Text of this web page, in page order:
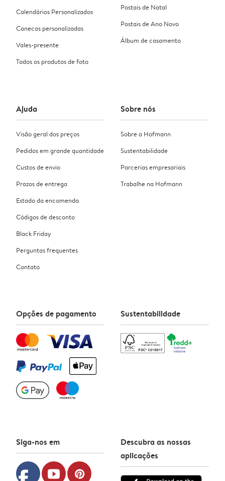
Calendários Personalizados
Canecas personalizadas
Vales-presente
Todos os produtos de foto
Postais de Natal
Postais de Ano Novo
Álbum de casamento
Ajuda
Visão geral dos preços
Pedidos em grande quantidade
Custos de envio
Prazos de entrega
Estado da encomenda
Códigos de desconto
Black Friday
Perguntas frequentes
Contato
Sobre nós
Sobre a Hofmann
Sustentabilidade
Parcerias empresariais
Trabalhe na Hofmann
Opções de pagamento Sustentabilidade
Siga-nos em
youtube pinterest
Descubra as nossas
aplicações